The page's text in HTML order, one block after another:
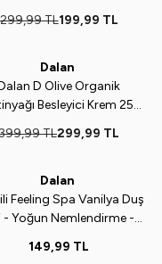
299,99TL199,99 TL
Dalan
D Olive Organik
Besleyici Krem 250
TL299,99 TL
Dalan
Feeling Spa Vanilya Duş
- Yoğun Nemlendirme -
149,99 TL